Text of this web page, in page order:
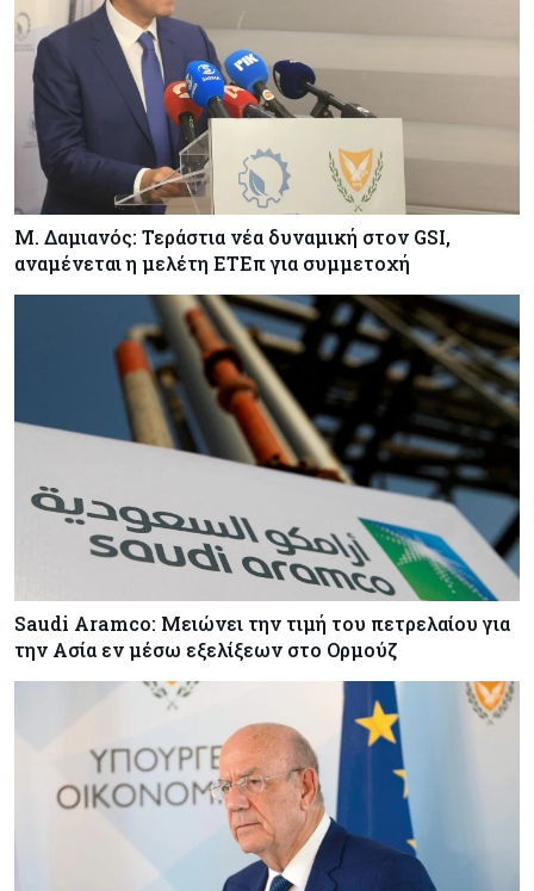
Κύπρος
ΠτΔ: Υπεράνω όλων το δημόσιο συμφέρον – Όλα
όσα έγιναν στην τελετή διαβεβαίωσης των
νέων μελών της κυβέρνησης
Μ. Δαμιανός: Τεράστια νέα δυναμική στον GSI,
αναμένεται η μελέτη ΕΤΕπ για συμμετοχή
Saudi Aramco: Μειώνει την τιμή του πετρελαίου για
την Ασία εν μέσω εξελίξεων στο Ορμούζ